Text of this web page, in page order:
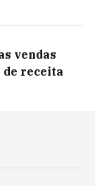
vendas
receita